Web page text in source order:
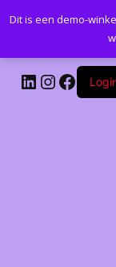
LinkedIn
Dit is een demo-